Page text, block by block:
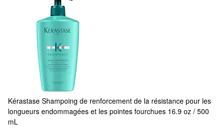
Kérastase Shampoing de renforcement de la résistance pour les
longueurs endommagées et les pointes fourchues 16.9 oz / 500
mL